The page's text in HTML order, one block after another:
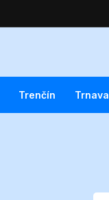
Trenčín Trnava